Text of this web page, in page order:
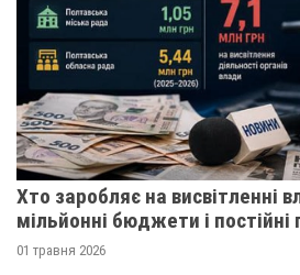
Хто заробляє на висвітленні
мільйонні бюджети і постійні
01 травня 2026